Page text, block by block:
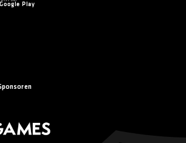
Datenschutzhinweisen.
Google Play